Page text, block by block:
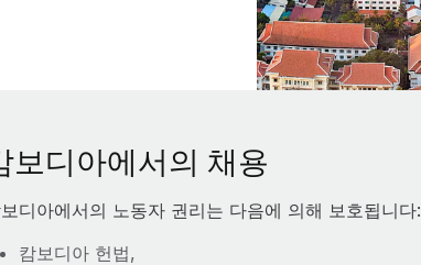
보디아에서의 채용
디아에서의 노동자 권리는 다음에 의해 보호됩니다:
캄보디아 헌법,